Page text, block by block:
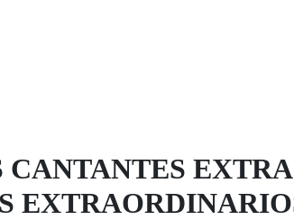
CANTANTES